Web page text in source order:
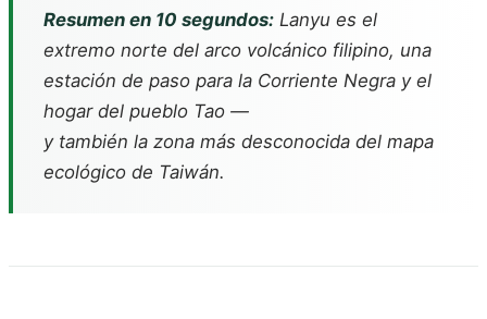
Resumen en 10 segundos: Lanyu es el
extremo norte del arco volcánico filipino, una
estación de paso para la Corriente Negra y el
hogar del pueblo Tao —
y también la zona más desconocida del mapa
ecológico de Taiwán.